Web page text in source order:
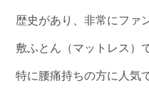
歴史があり、非常にファ
敷ふとん（マットレス）
特に腰痛持ちの方に人気